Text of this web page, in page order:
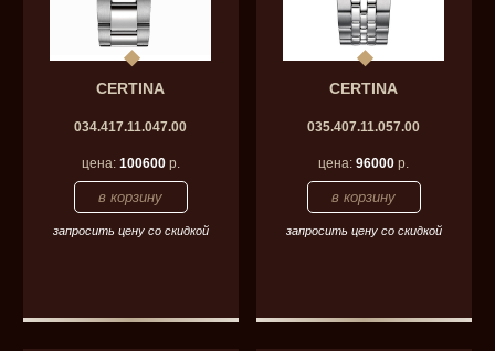
CERTINA
034.417.11.047.00
цена: 100600р.
запросить цену со скидкой
CERTINA
035.407.11.057.00
цена:96000 р.
запросить цену со скидкой